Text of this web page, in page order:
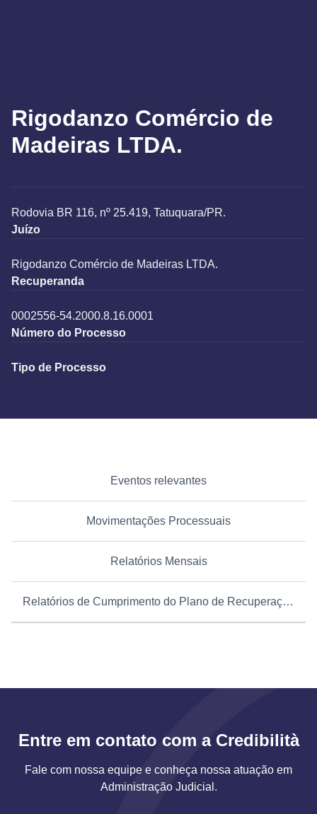
Rigodanzo Comércio de
Madeiras LTDA.
Rodovia BR 116, nº 25.419, Tatuquara/PR.
Juízo
Rigodanzo Comércio de Madeiras LTDA.
Recuperanda
0002556-54.2000.8.16.0001
Número do Processo
Tipo de Processo
Eventos relevantes
Movimentações Processuais
Relatórios Mensais
Relatórios de Cumprimento do Plano de Recuperação Judicial
Entre em contato com a Credibilità
Fale com nossa equipe e conheça nossa atuação em
Administração Judicial.